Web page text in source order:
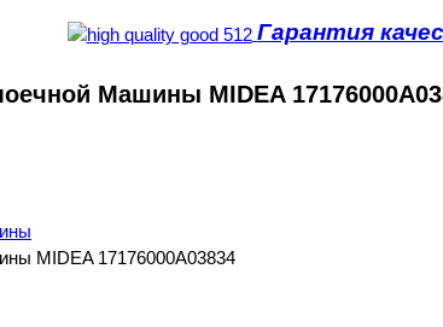
Гарантия
Машины MIDEA
MIDEA 17176000A03834